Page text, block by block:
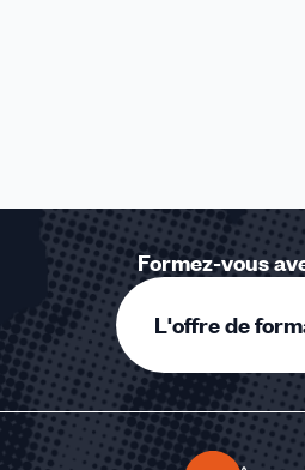
Formez-vous
L'offre de